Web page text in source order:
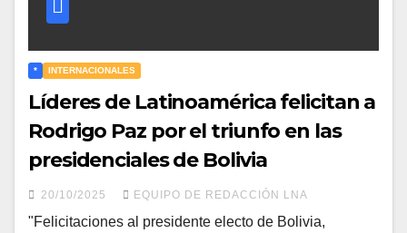
* INTERNACIONALES
Líderes de Latinoamérica felicitan a
Rodrigo Paz por el triunfo en las
presidenciales de Bolivia
20/10/2025 EQUIPO DE REDACCIÓN LNA
"Felicitaciones al presidente electo de Bolivia,